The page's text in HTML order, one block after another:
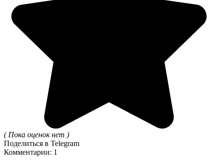
( Пока оценок нет )
Поделиться в Telegram
Комментарии: 1